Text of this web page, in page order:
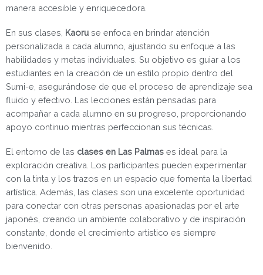
manera accesible y enriquecedora.
En sus clases, Kaoru se enfoca en brindar atención
personalizada a cada alumno, ajustando su enfoque a las
habilidades y metas individuales. Su objetivo es guiar a los
estudiantes en la creación de un estilo propio dentro del
Sumi-e, asegurándose de que el proceso de aprendizaje sea
fluido y efectivo. Las lecciones están pensadas para
acompañar a cada alumno en su progreso, proporcionando
apoyo continuo mientras perfeccionan sus técnicas.
El entorno de las clases en Las Palmas es ideal para la
exploración creativa. Los participantes pueden experimentar
con la tinta y los trazos en un espacio que fomenta la libertad
artística. Además, las clases son una excelente oportunidad
para conectar con otras personas apasionadas por el arte
japonés, creando un ambiente colaborativo y de inspiración
constante, donde el crecimiento artístico es siempre
bienvenido.